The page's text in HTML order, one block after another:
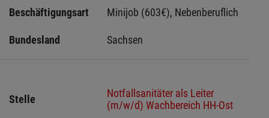
Beschäftigungsart Minijob (603€), Nebenberuflich
Bundesland Sachsen
Stelle
Notfallsanitäter als Leiter
(m/w/d) Wachbereich HH-Ost